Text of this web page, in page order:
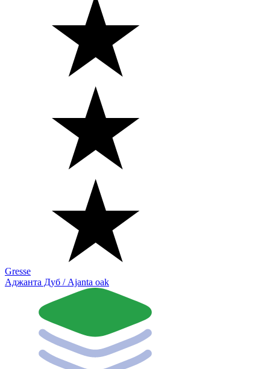
Gresse
Аджанта Дуб / Ajanta oak